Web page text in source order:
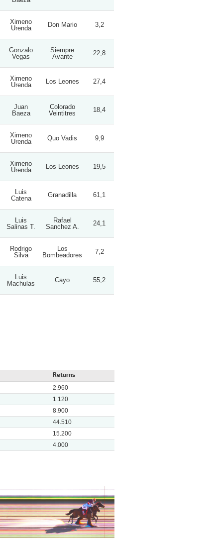
Ximeno
Urenda
Don Mario 3,2
Gonzalo
Vegas
Siempre
Avante
22,8
Ximeno
Urenda
Los Leones 27,4
Juan
Baeza
Colorado
Veintitres
18,4
Ximeno
Urenda
Quo Vadis 9,9
Ximeno
Urenda
Los Leones 19,5
Luis
Catena
Granadilla 61,1
Luis
Salinas T.
Rafael
Sanchez A.
24,1
Rodrigo
Silva
Los
Bombeadores
7,2
Luis
Machulas
Cayo 55,2
Returns
2.960
1.120
8.900
44.510
15.200
4.000